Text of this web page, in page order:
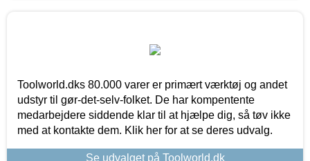
Toolworld.dks 80.000 varer er primært værktøj og andet
udstyr til gør-det-selv-folket. De har kompentente
medarbejdere siddende klar til at hjælpe dig, så tøv ikke
med at kontakte dem. Klik her for at se deres udvalg.
Se udvalget på Toolworld.dk